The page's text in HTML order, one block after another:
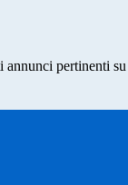
annunci pertinenti